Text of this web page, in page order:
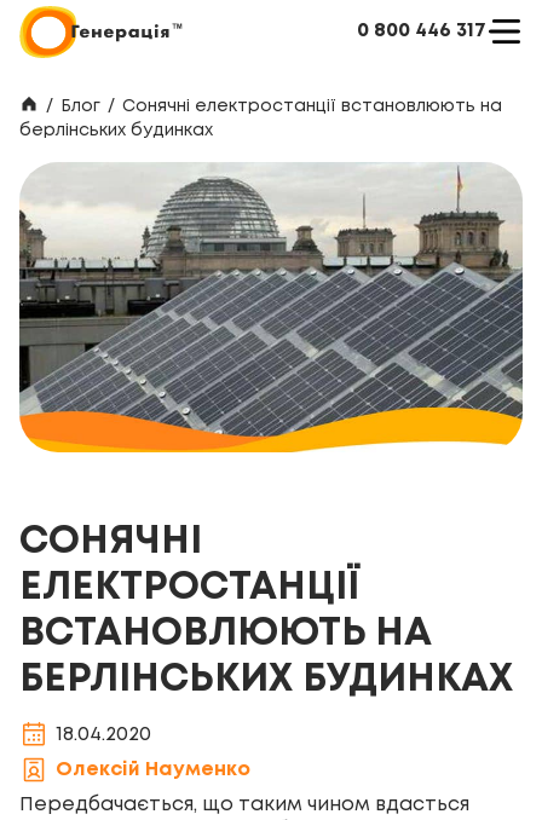
0 800 446 317
/ Блог / Сонячні електростанції встановлюють на
берлінських будинках
СОНЯЧНІ
ЕЛЕКТРОСТАНЦІЇ
ВСТАНОВЛЮЮТЬ НА
БЕРЛІНСЬКИХ БУДИНКАХ
18.04.2020
Олексій Науменко
Передбачається, що таким чином вдасться